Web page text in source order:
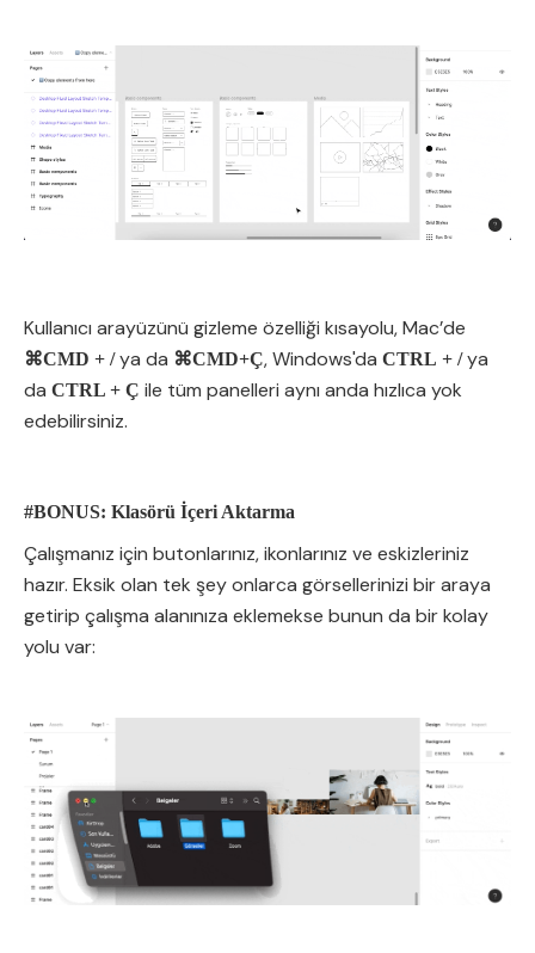
Kullanıcı arayüzünü gizleme özelliği kısayolu, Mac’de
⌘CMD + /ya da ⌘CMD+Ç, Windows'da CTRL + /ya
da CTRL + Ç ile tüm panelleri aynı anda hızlıca yok
edebilirsiniz.
#BONUS: Klasörü İçeri Aktarma
Çalışmanız için butonlarınız, ikonlarınız ve eskizleriniz
hazır. Eksik olan tek şey onlarca görsellerinizi bir araya
getirip çalışma alanınıza eklemekse bunun da bir kolay
yolu var: